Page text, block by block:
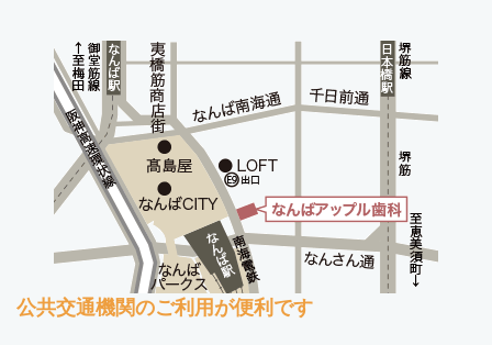
公共交通機関のご利用が便利です